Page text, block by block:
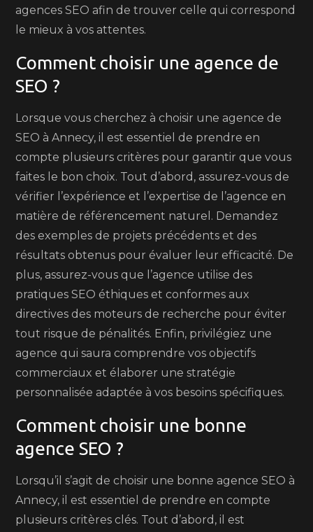
agences SEO afin de trouver celle qui correspond
le mieux à vos attentes.
Comment choisir une agence de
SEO ?
Lorsque vous cherchez à choisir une agence de
SEO à Annecy, il est essentiel de prendre en
compte plusieurs critères pour garantir que vous
faites le bon choix. Tout d’abord, assurez-vous de
vérifier l’expérience et l’expertise de l’agence en
matière de référencement naturel. Demandez
des exemples de projets précédents et des
résultats obtenus pour évaluer leur efficacité. De
plus, assurez-vous que l’agence utilise des
pratiques SEO éthiques et conformes aux
directives des moteurs de recherche pour éviter
tout risque de pénalités. Enfin, privilégiez une
agence qui saura comprendre vos objectifs
commerciaux et élaborer une stratégie
personnalisée adaptée à vos besoins spécifiques.
Comment choisir une bonne
agence SEO ?
Lorsqu’il s’agit de choisir une bonne agence SEO à
Annecy, il est essentiel de prendre en compte
plusieurs critères clés. Tout d’abord, il est